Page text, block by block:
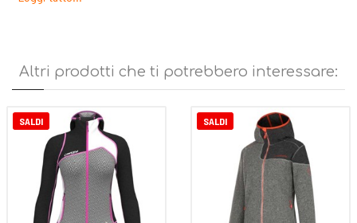
• Polsi e fondo rifiniti con elastico
Altri prodotti che ti potrebbero interessare:
SALDI SALDI